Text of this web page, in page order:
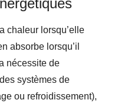
chaleur lorsqu’elle
absorbe lorsqu’il
nécessite de
systèmes de
ou refroidissement),